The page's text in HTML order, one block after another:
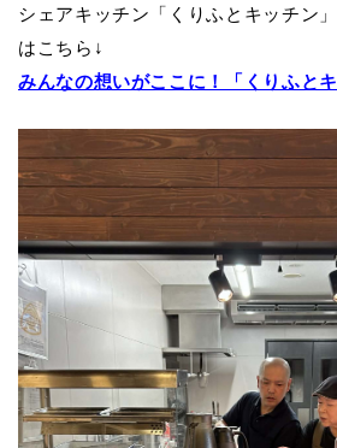
シェアキッチン「くりふとキッチン
はこちら↓
みんなの想いがここに！「くりふとキ